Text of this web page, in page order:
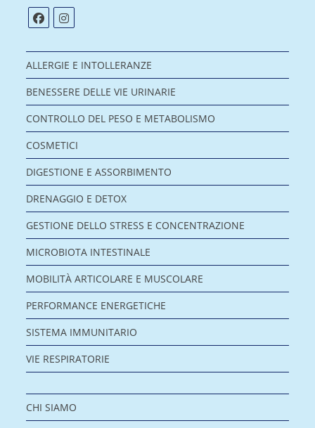
ALLERGIE E INTOLLERANZE
BENESSERE DELLE VIE URINARIE
CONTROLLO DEL PESO E METABOLISMO
COSMETICI
DIGESTIONE E ASSORBIMENTO
DRENAGGIO E DETOX
GESTIONE DELLO STRESS E CONCENTRAZIONE
MICROBIOTA INTESTINALE
MOBILITÀ ARTICOLARE E MUSCOLARE
PERFORMANCE ENERGETICHE
SISTEMA IMMUNITARIO
VIE RESPIRATORIE
CHI SIAMO